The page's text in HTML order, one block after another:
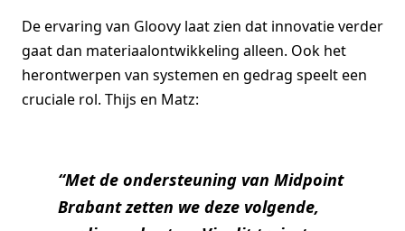
De ervaring van Gloovy laat zien dat innovatie verder
gaat dan materiaalontwikkeling alleen. Ook het
herontwerpen van systemen en gedrag speelt een
cruciale rol. Thijs en Matz:
“Met de ondersteuning van Midpoint
Brabant zetten we deze volgende,